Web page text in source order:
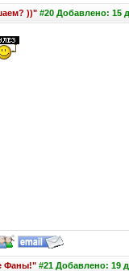
))"#20 Добавлено: 15
Фаны!"#21 Добавлено: 19